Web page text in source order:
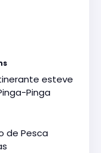
esteve
Pinga
de Pesca